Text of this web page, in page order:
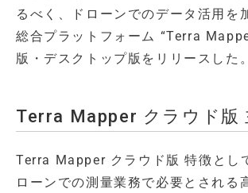
るべく、ドローンでのデータ活用を
総合プラットフォーム “Terra
版・デスクトップ版をリリースした。
Terra Mapper クラウド版
Terra Mapper クラウド版 特徴とし
ローンでの測量業務で必要とされる